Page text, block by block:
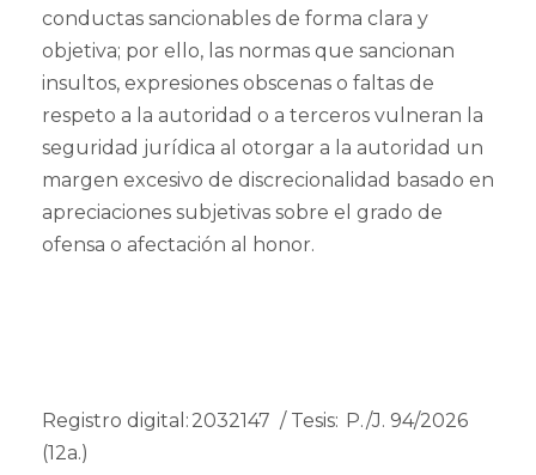
conductas sancionables de forma clara y
objetiva; por ello, las normas que sancionan
insultos, expresiones obscenas o faltas de
respeto a la autoridad o a terceros vulneran la
seguridad jurídica al otorgar a la autoridad un
margen excesivo de discrecionalidad basado en
apreciaciones subjetivas sobre el grado de
ofensa o afectación al honor.
Registro digital: 2032147 / Tesis: P./J. 94/2026
(12a.)